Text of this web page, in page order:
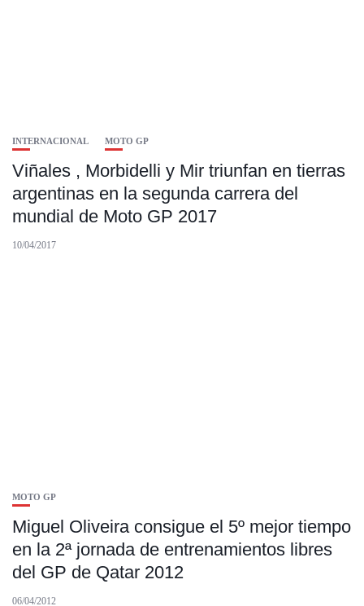
INTERNACIONAL MOTO GP
Viñales , Morbidelli y Mir triunfan en tierras
argentinas en la segunda carrera del
mundial de Moto GP 2017
10/04/2017
MOTO GP
Miguel Oliveira consigue el 5º mejor tiempo
en la 2ª jornada de entrenamientos libres
del GP de Qatar 2012
06/04/2012